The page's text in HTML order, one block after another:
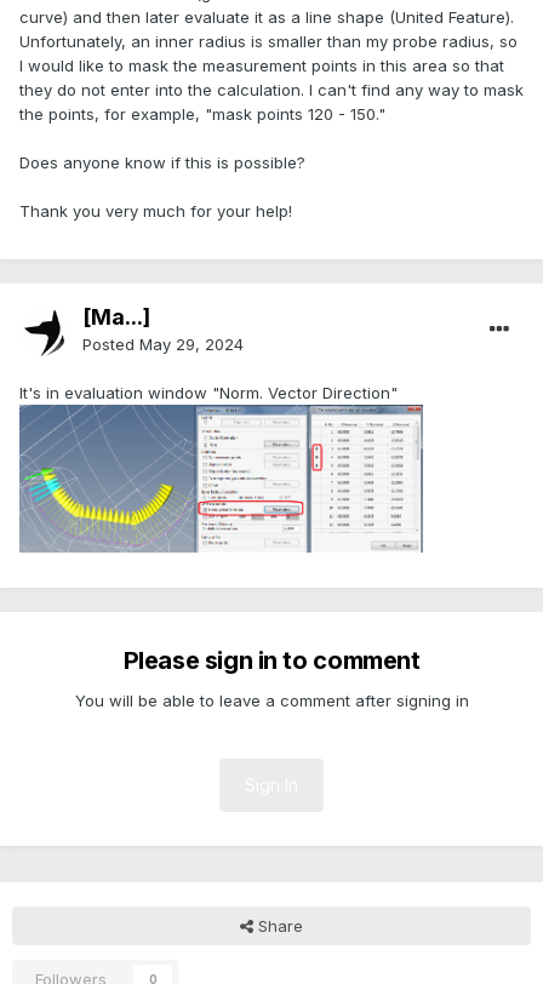
curve) and then later evaluate it as a line shape (United Feature).
Unfortunately, an inner radius is smaller than my probe radius, so
I would like to mask the measurement points in this area so that
they do not enter into the calculation. I can't find any way to mask
the points, for example, "mask points 120 - 150."
Does anyone know if this is possible?
Thank you very much for your help!
[Ma...]
Posted May 29, 2024
It's in evaluation window "Norm. Vector Direction"
Please sign in to comment
You will be able to leave a comment after signing in
Share
Followers 0